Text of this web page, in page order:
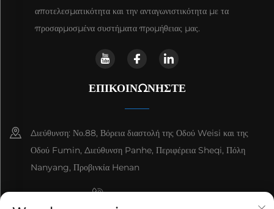
αποτελεσματικότητα και την ανταγωνιστικότητα με τα
προσαρμοσμένα συστήματα προμήθειας μας.
ΕΠΙΚΟΙΝΩΝΉΣΤΕ
Διεύθυνση: Νο.88, Βόρεια διαστολή της Οδού Weisi και της
Οδού Fumin, Διεύθυνση Panhe, Περιφέρεια Sheqi, Πόλη
Nanyang, Προβινκία Henan
+8615993153189